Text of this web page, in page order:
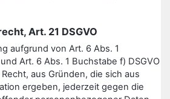
Art. 21 DSGVO
aufgrund von Art. 6 Abs. 1
Art. 6 Abs. 1 Buchstabe f) DSGVO
aus Gründen, die sich aus
ergeben, jederzeit gegen die